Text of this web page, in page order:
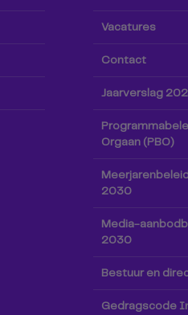
Vacatures
Contact
Jaarverslag
Orgaan (PBO)
2030
Media-
2030
Bestuur en
Gedragscode